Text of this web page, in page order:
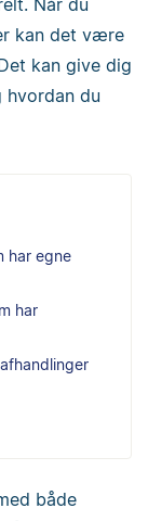
kan det være
kan give dig
du
har egne
har
både